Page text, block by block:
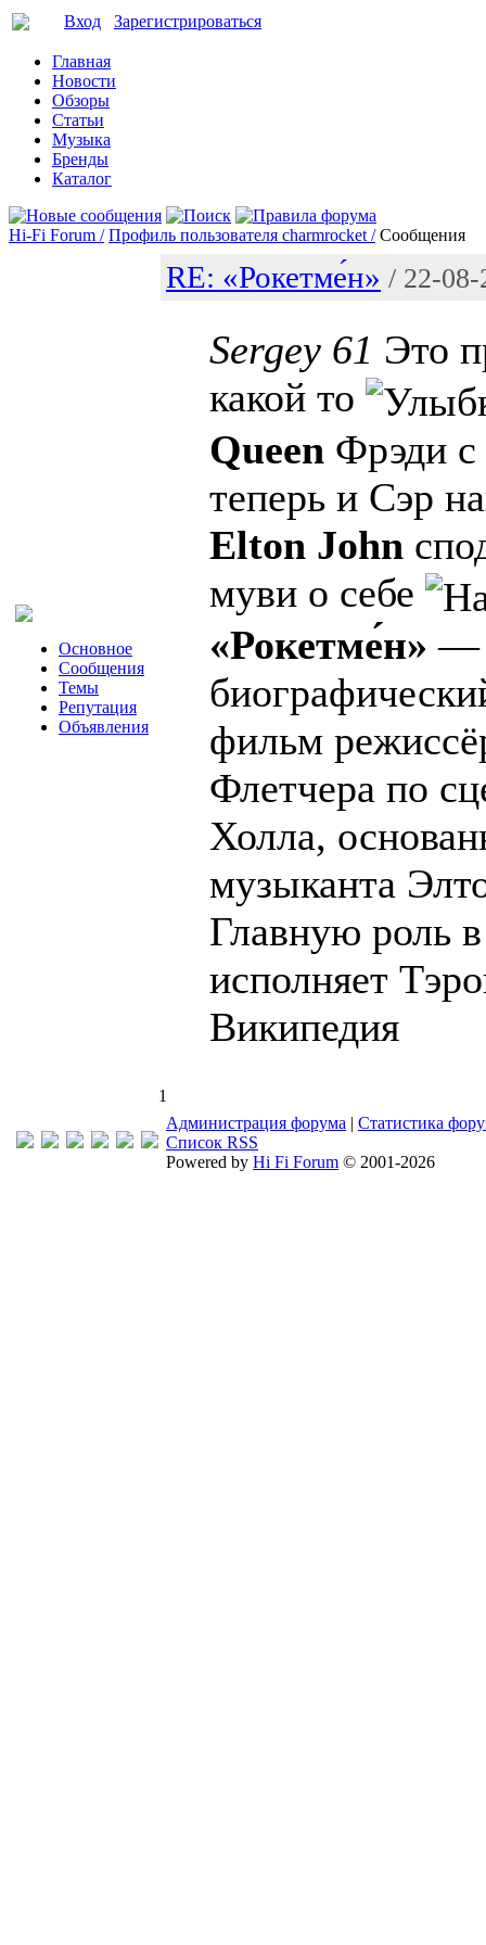
Вход Зарегистрироваться
Главная
Новости
Обзоры
Статьи
Музыка
Бренды
Каталог
Hi-Fi Forum / Профиль пользователя charmrocket / Сообщения
Основное
Сообщения
Темы
Репутация
Объявления
RE: «Рокетме́н» / 22-08-
Sergey 61 Это
какой то
Queen Фрэди с
теперь и Сэр
Elton John
муви о себе
«Рокетме́н»—
фильм
Флетчера по
Холла,
музыканта
Главную роль
исполняет
Википедия
1
Администрация форума | Статистика
Список RSS
Powered by Hi Fi Forum © 2001-2026